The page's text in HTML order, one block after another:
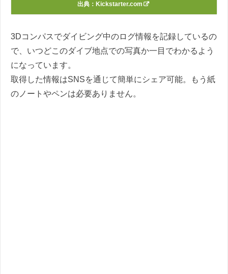
出典：Kickstarter.com
3Dコンパスでダイビング中のログ情報を記録しているの
で、いつどこのダイブ地点での写真か一目でわかるよう
になっています。
取得した情報はSNSを通じて簡単にシェア可能。もう紙
のノートやペンは必要ありません。